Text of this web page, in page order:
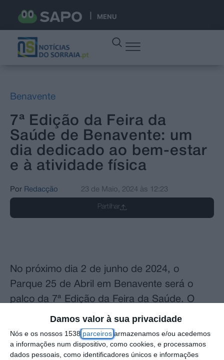
Damos valor à sua privacidade
Nós e os nossos 1538 parceiros armazenamos e/ou acedemos
a informações num dispositivo, como cookies, e processamos
dados pessoais, como identificadores únicos e informações
MENU
Benavente
7ª Edição da Feira da
Saúde de Benavente: um
dia dedicado ao bem-estar
e à atividade física
Por Redacção 23 de Maio, 2024 às 12:23
Partilhar
No próximo dia 2 de junho de 2024, o
Parque 25 de Abril em Benavente será o
palco da 7ª Edição da Feira da Saúde. O
evento, que decorrerá das 10h00 às 17h00,
oferece uma vasta gama de atividades e
avaliações de saúde com entrada gratuita.